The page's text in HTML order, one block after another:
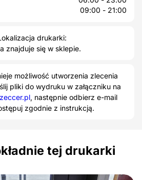
09:00 - 21:00
drukarki:
znajduje się w sklepie.
możliwość utworzenia zlecenia
pliki do wydruku w załączniku na
, następnie odbierz e-mail
zgodnie z instrukcją.
tej drukarki